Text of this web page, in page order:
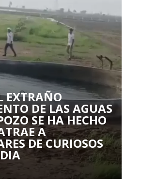
EXTRAÑO
DE LAS AGUAS
SE HA HECHO
A
DE CURIOSOS